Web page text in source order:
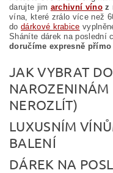
darujte jim archivní víno z
vína, které zrálo více než
do dárkové krabice
Sháníte dárek na poslední
doručíme expresně
JAK VYBRAT
NAROZENINÁM
NEROZLÍT)
LUXUSNÍM
BALENÍ
DÁREK NA